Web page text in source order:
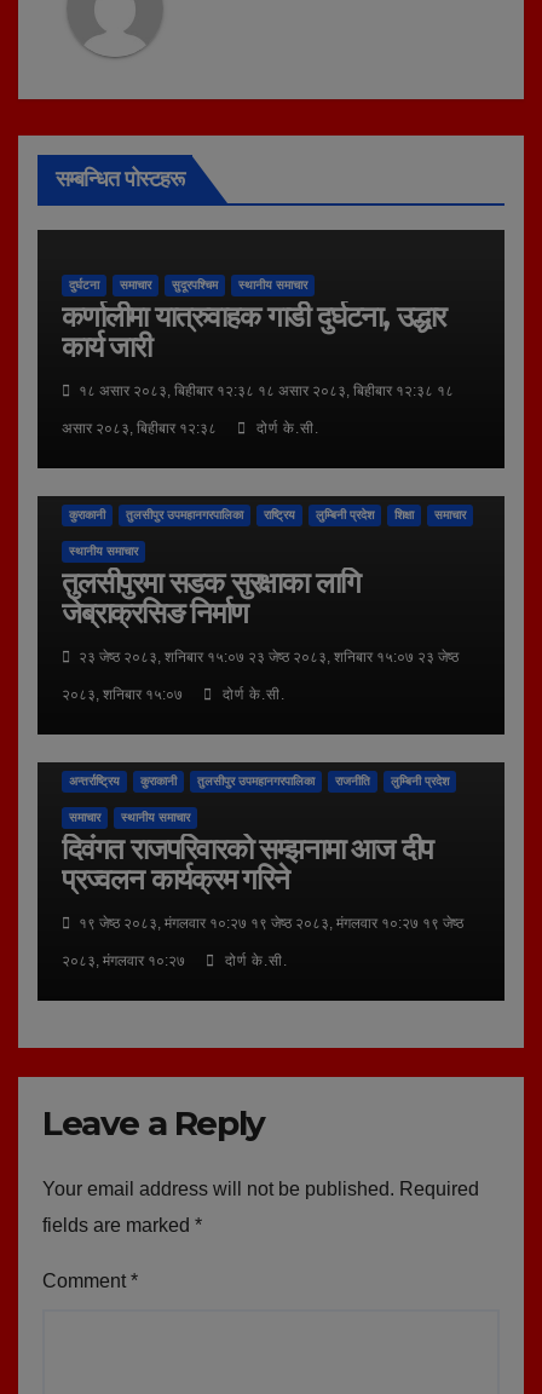
सम्बन्धित पोस्टहरू
दुर्घटना समाचार सुदूरपश्चिम स्थानीय समाचार
कर्णालीमा यात्रुवाहक गाडी दुर्घटना, उद्धार
कार्य जारी
१८ असार २०८३, बिहीबार १२:३८ १८ असार २०८३, बिहीबार १२:३८ १८
असार २०८३, बिहीबार १२:३८ दोर्ण के.सी.
कुराकानी तुलसीपुर उपमहानगरपालिका राष्ट्रिय लुम्बिनी प्रदेश शिक्षा समाचार
स्थानीय समाचार
तुलसीपुरमा सडक सुरक्षाका लागि
जेब्राक्रसिङ निर्माण
२३ जेष्ठ २०८३, शनिबार १५:०७ २३ जेष्ठ २०८३, शनिबार १५:०७ २३ जेष्ठ
२०८३, शनिबार १५:०७ दोर्ण के.सी.
अन्तर्राष्ट्रिय कुराकानी तुलसीपुर उपमहानगरपालिका राजनीति लुम्बिनी प्रदेश
समाचार स्थानीय समाचार
दिवंगत राजपरिवारको सम्झनामा आज दीप
प्रज्वलन कार्यक्रम गरिने
१९ जेष्ठ २०८३, मंगलवार १०:२७ १९ जेष्ठ २०८३, मंगलवार १०:२७ १९ जेष्ठ
२०८३, मंगलवार १०:२७ दोर्ण के.सी.
Leave a Reply
Your email address will not be published. Required
fields are marked *
Comment *